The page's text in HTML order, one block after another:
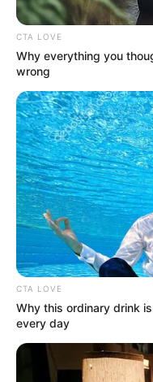
FLORES
Será un
floricultores
despechados
CTA LOVE
Why everything you
wrong
CTA LOVE
Why this ordinary drink
every day